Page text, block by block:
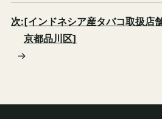
次:[インドネシア産タバコ取扱
京都品川区]
→